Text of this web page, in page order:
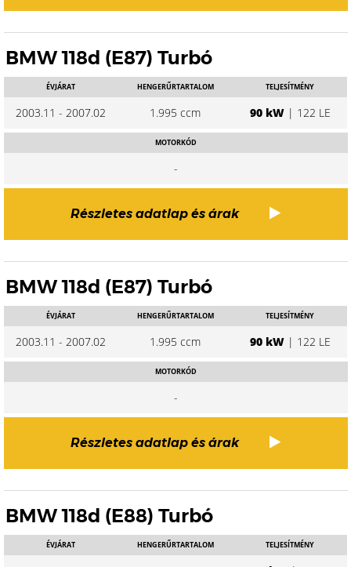
BMW 118d (E87) Turbó
ÉVJÁRAT
2003.11 - 2007.02
HENGERŰRTARTALOM
1.995 ccm
TELJESÍTMÉNY
90 kW| 122 LE
MOTORKÓD
-
Részletes adatlap és árak
BMW 118d (E87) Turbó
ÉVJÁRAT
2003.11 - 2007.02
HENGERŰRTARTALOM
1.995 ccm
TELJESÍTMÉNY
90 kW| 122 LE
MOTORKÓD
-
Részletes adatlap és árak
BMW 118d (E88) Turbó
ÉVJÁRAT HENGERŰRTARTALOM TELJESÍTMÉNY